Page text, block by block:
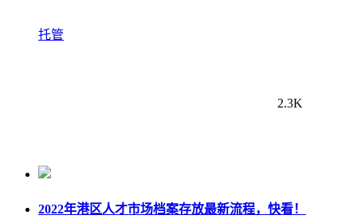
托管
2.3K
2022年港区人才市场档案存放最新流程，快看！